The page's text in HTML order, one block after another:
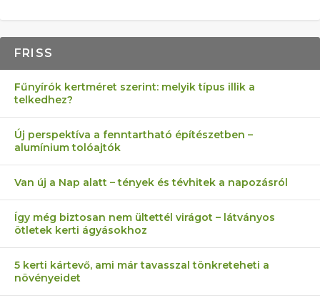
FRISS
Fűnyírók kertméret szerint: melyik típus illik a
telkedhez?
Új perspektíva a fenntartható építészetben –
alumínium tolóajtók
Van új a Nap alatt – tények és tévhitek a napozásról
Így még biztosan nem ültettél virágot – látványos
ötletek kerti ágyásokhoz
5 kerti kártevő, ami már tavasszal tönkreteheti a
növényeidet